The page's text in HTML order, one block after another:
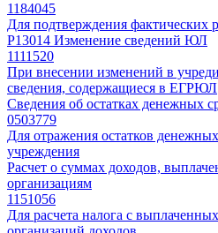
1184045
Для подтверждения фактических
Р13014 Изменение сведений ЮЛ
1111520
При внесении изменений в
сведения, содержащиеся в ЕГРЮЛ
Сведения об остатках денежных
0503779
Для отражения остатков
учреждения
Расчет о суммах доходов,
организациям
1151056
Для расчета налога с